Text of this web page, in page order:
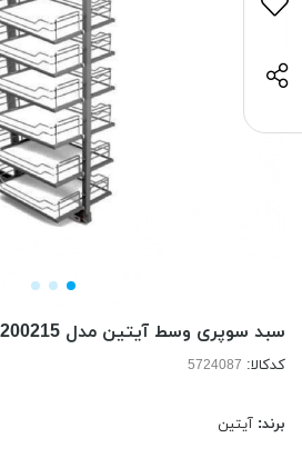
سبد سوپری وسط آیتین مدل 200215 شش طبقه کد 141
کدکالا:
برند: آیتین